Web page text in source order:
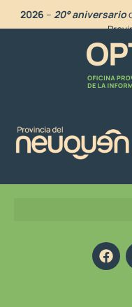
2026 – 20° aniversario